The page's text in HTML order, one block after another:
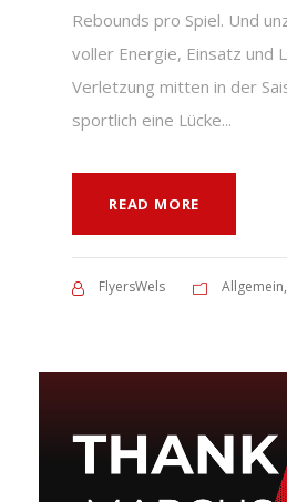
Rebounds pro Spiel. Und
voller Energie, Einsatz und
Verletzung mitten in der
sportlich eine Lücke...
READ MORE
FlyersWels Allgemein,